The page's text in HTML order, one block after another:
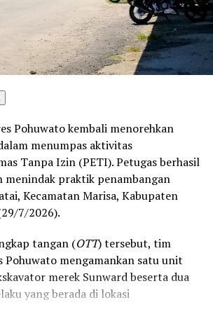
diamankan di Mako Polresta
menjalani proses hukum lebih
Pohuwato kembali menorehkan
menumpas aktivitas
Tanpa Izin (PETI). Petugas berhasil
menindak praktik penambangan
Kecamatan Marisa, Kabupaten
7/2026).
tangan (OTT) tersebut, tim
Pohuwato mengamankan satu unit
merek Sunward beserta dua
yang berada di lokasi